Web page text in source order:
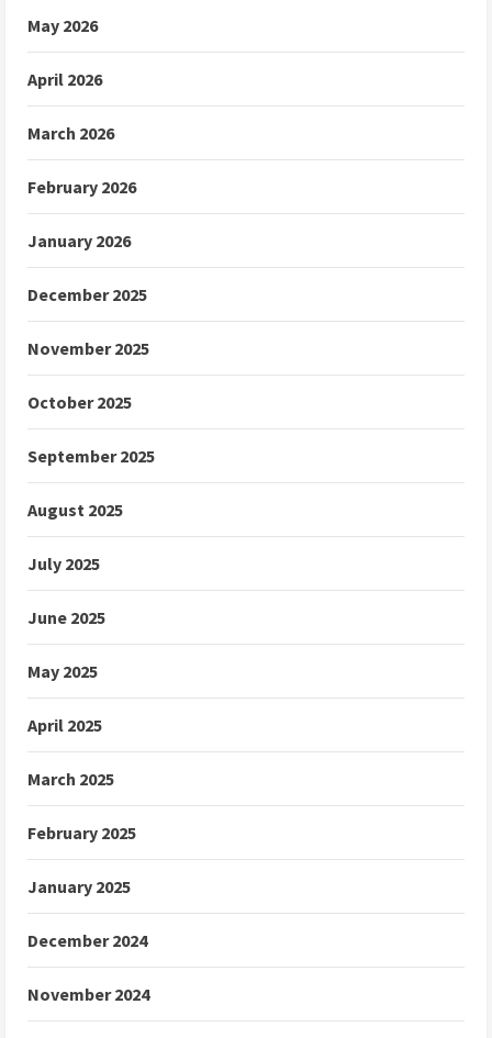
May 2026
April 2026
March 2026
February 2026
January 2026
December 2025
November 2025
October 2025
September 2025
August 2025
July 2025
June 2025
May 2025
April 2025
March 2025
February 2025
January 2025
December 2024
November 2024